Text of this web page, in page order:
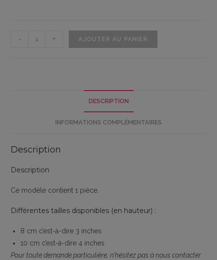
- + AJOUTER AU PANIER
DESCRIPTION
INFORMATIONS COMPLÉMENTAIRES
Description
Description
Ce modèle contient 1 pièce.
Différentes tailles disponibles (en hauteur) :
8 cm c’est-à-dire 3 inches
10 cm c’est-à-dire 4 inches
Pour toute demande particulière, n’hésitez pas à nous contacter.